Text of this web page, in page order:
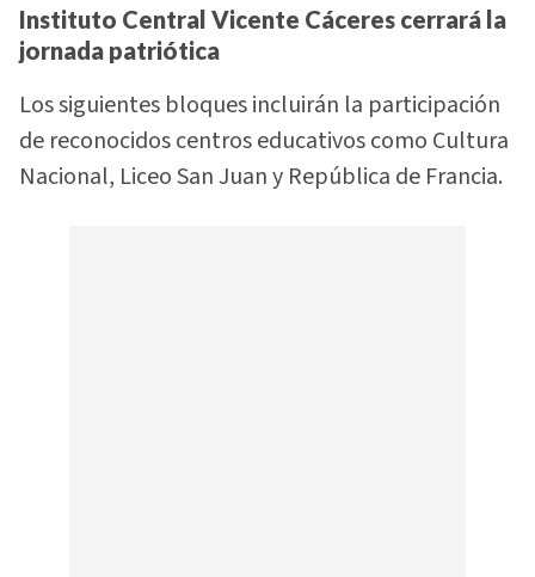
Instituto Central Vicente Cáceres cerrará la
jornada patriótica
Los siguientes bloques incluirán la participación
de reconocidos centros educativos como Cultura
Nacional, Liceo San Juan y República de Francia.